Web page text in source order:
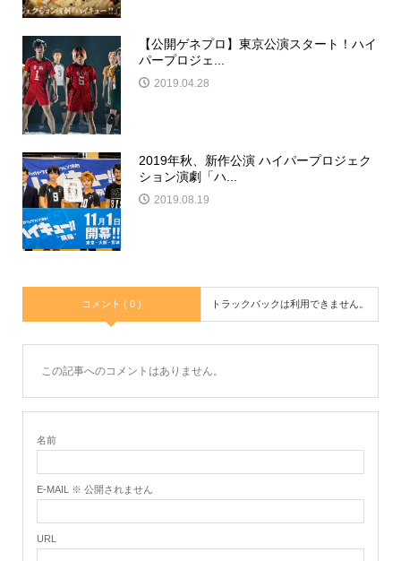
【公開ゲネプロ】東京公演スタート！ハイ
パープロジェ...
2019.04.28
2019年秋、新作公演 ハイパープロジェク
ション演劇「ハ...
2019.08.19
コメント ( 0 ) トラックバックは利用できません。
この記事へのコメントはありません。
名前
E-MAIL ※ 公開されません
URL